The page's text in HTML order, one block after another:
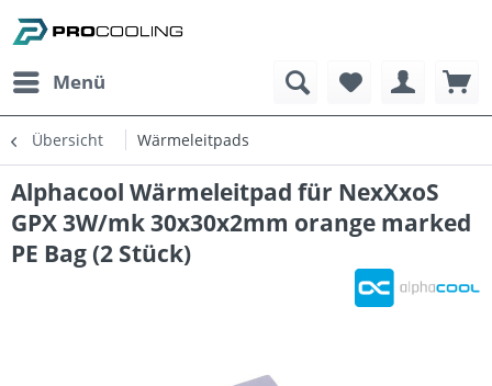
Menü
Übersicht Wärmeleitpads
Alphacool Wärmeleitpad für NexXxoS
GPX 3W/mk 30x30x2mm orange marked
PE Bag (2 Stück)